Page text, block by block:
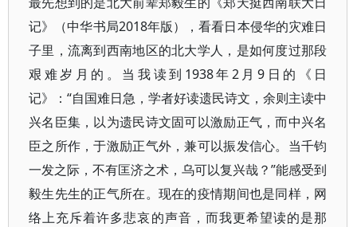
记》（中华书局2018年版），看看日本侵华的灾难日
子里，流离到西南地区的北大学人，是如何度过那段
艰难岁月的。当我读到1938年2月9日的《日
记》：“自国难日急，学者好读遗民诗文，余则主读中
兴名臣集，以为遗民诗文固可以激励正气，而中兴名
臣之所作，于激励正气外，兼可以振发信心。当千钧
一发之际，不有匡济之术，乌可以复兴哉？”能感受到
毅生先生的正气所在。现在的疫情期间也是同样，网
络上充斥着许多悲哀的声音，而我更希望读的是那